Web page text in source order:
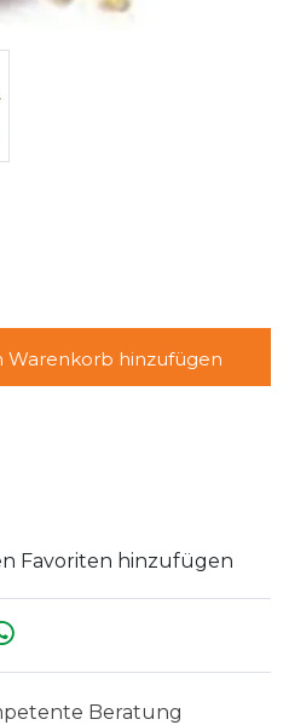
Warenkorb hinzufügen
Favoriten hinzufügen
Beratung